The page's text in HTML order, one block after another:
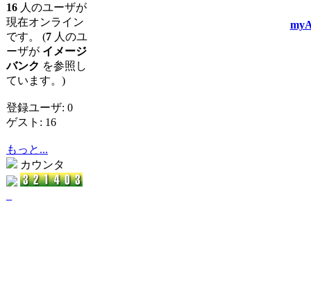
16 人のユーザが
現在オンライン
です。 (7 人のユ
ーザが イメージ
バンク を参照し
ています。)
登録ユーザ: 0
ゲスト: 16
もっと...
カウンタ